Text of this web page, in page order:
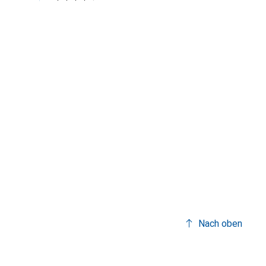
Nach oben